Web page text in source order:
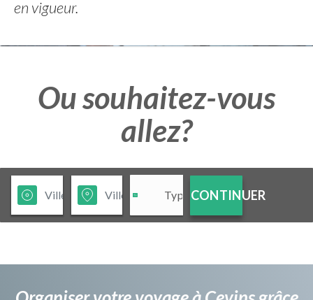
en vigueur.
Ou souhaitez-vous
allez?
CONTINUER